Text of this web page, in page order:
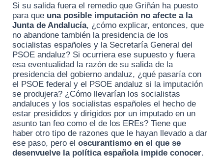
Si su salida fuera el remedio que Griñán ha puesto
para que una posible imputación no afecte a la
Junta de Andalucía, ¿cómo explicar, entonces, que
no abandone también la presidencia de los
socialistas españoles y la Secretaría General del
PSOE andaluz? Si ocurriera ese supuesto y fuera
esa eventualidad la razón de su salida de la
presidencia del gobierno andaluz, ¿qué pasaría con
el PSOE federal y el PSOE andaluz si la imputación
se produjera? ¿Cómo llevarían los socialistas
andaluces y los socialistas españoles el hecho de
estar presididos y dirigidos por un imputado en un
asunto tan feo como el de los EREs? Tiene que
haber otro tipo de razones que le hayan llevado a dar
ese paso, pero el oscurantismo en el que se
desenvuelve la política española impide conocer.